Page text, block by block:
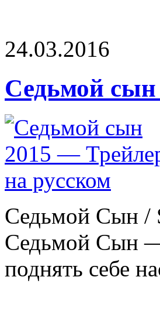
24.03.2016
Седьмой
Седьмой Сын /
Седьмой Сын
поднять себе